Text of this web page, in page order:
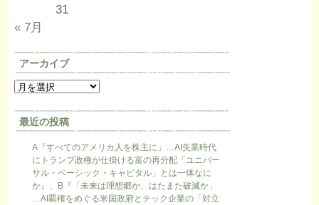
31
« 7月
アーカイブ
最近の投稿
A『すべてのアメリカ人を株主に」…AI失業時代
にトランプ政権が仕掛ける富の再分配「ユニバー
サル・ベーシック・キャピタル」とは一体なに
か』、B『「未来は理想郷か、はたまた破滅か」
…AI覇権をめぐる米国政府とテック企業の「対立